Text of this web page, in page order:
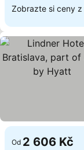
Zobrazte si ceny z
Od 2 606 Kč